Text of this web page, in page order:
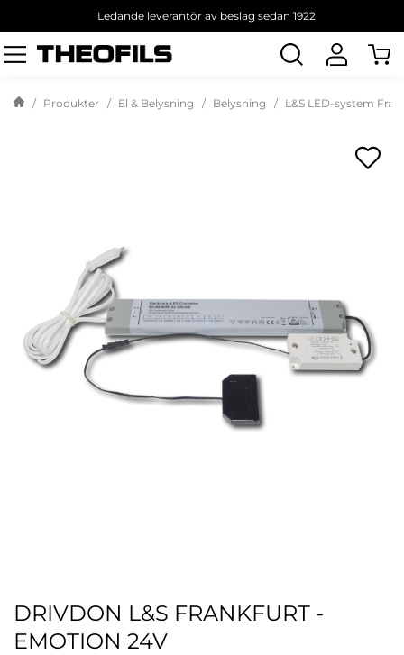
Ledande leverantör av beslag sedan 1922
Sök
produkt
Produkter El & Belysning Belysning L&S LED-system
DRIVDON L&S FRANKFURT -
EMOTION 24V